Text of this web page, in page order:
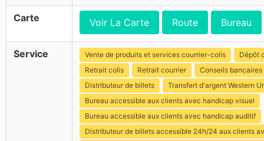
Carte Voir La Carte Route Bureau
Service Vente de produits et services courrier-colis
Dépôt
Retrait colis
Retrait courrier
Conseils bancaires
Distributeur de billets
Transfert d'argent Western
Bureau accessible aux clients avec handicap visuel
Bureau accessible aux clients avec handicap auditif
Distributeur de billets accessible 24h/24 aux clients